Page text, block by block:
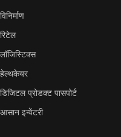
विनिर्माण
रिटेल
लॉजिस्टिक्स
हेल्थकेयर
डिजिटल प्रोडक्ट पासपोर्ट
आसान इन्वेंटरी